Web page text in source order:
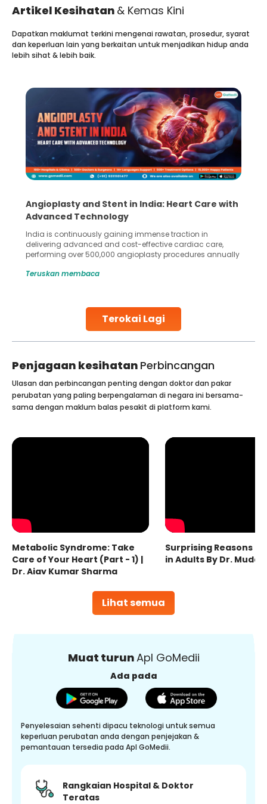
Artikel Kesihatan & Kemas Kini
Terokai Lagi
Dapatkan maklumat terkini mengenai rawatan, prosedur, syarat
dan keperluan lain yang berkaitan untuk menjadikan hidup anda
lebih sihat & lebih baik.
5 Essential Steps for Effective Human Sperm
Collection and Processing Methods
Human sperm collection and processing are critical steps
in advanced reproductive techniques like In Vitro
Fertilization (IVF) and intrauterine insemination (IUI). These
challenges and help couples achieve their dream of
collected, they process the
Teruskan membaca
Penjagaan kesihatan Perbincangan
Lihat semua
Ulasan dan perbincangan penting dengan doktor dan pakar
perubatan yang paling berpengalaman di negara ini bersama-
sama dengan maklum balas pesakit di platform kami.
Metabolic Syndrome: Take
Care of Your Heart (Part - 1) |
Dr. Ajay Kumar Sharma
Surprising Reasons
in Adults By Dr.
Muat turunApl GoMedii
Ada pada
Penyelesaian sehenti dipacu teknologi untuk semua
keperluan perubatan anda dengan penjejakan &
pemantauan tersedia pada Apl GoMedii.
Rangkaian Hospital & Doktor
Teratas